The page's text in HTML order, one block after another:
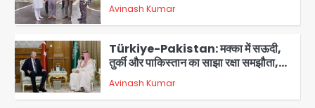
2
आरडब्ल्यूए ने जताया आभार
Avinash Kumar
3
Türkiye-Pakistan: मक्का में सऊदी,
तुर्की और पाकिस्तान का साझा रक्षा समझौता,
जानें इसके मायने
Avinash Kumar